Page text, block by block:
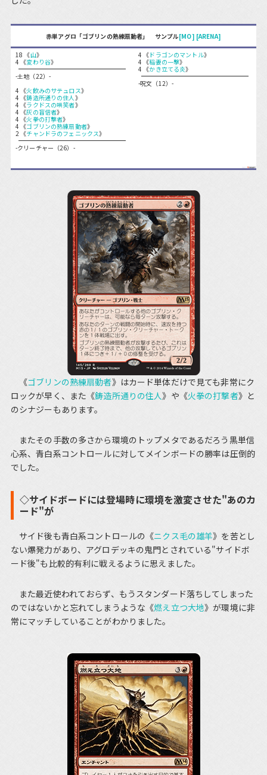
赤単アグロ「ゴブリンの熟練扇動者」 サンプル[MO] [ARENA]
18 《山》
4 《変わり谷》
-土地（22）-
4 《火飲みのサテュロス》
4 《鋳造所通りの住人》
4 《ラクドスの哄笑者》
4 《灰の盲信者》
4 《火拳の打撃者》
4 《ゴブリンの熟練扇動者》
2 《チャンドラのフェニックス》
-クリーチャー（26）-
4 《ドラゴンのマントル》
4 《稲妻の一撃》
4 《かき立てる炎》
-呪文（12）-
《ゴブリンの熟練扇動者》はカード単体だけで見ても非常にク
ロックが早く、また《鋳造所通りの住人》や《火拳の打撃者》と
のシナジーもあります。
またその手数の多さから環境のトップメタであるだろう黒単信
心系、青白系コントロールに対してメインボードの勝率は圧倒的
でした。
◇サイドボードには登場時に環境を激変させた"あのカ
ード"が
サイド後も青白系コントロールの《ニクス毛の雄羊》を苦とし
ない爆発力があり、アグロデッキの鬼門とされている"サイドボ
ード後"も比較的有利に戦えるように思えました。
また最近使われておらず、もうスタンダード落ちしてしまった
のではないかと忘れてしまうような《燃え立つ大地》が環境に非
常にマッチしていることがわかりました。